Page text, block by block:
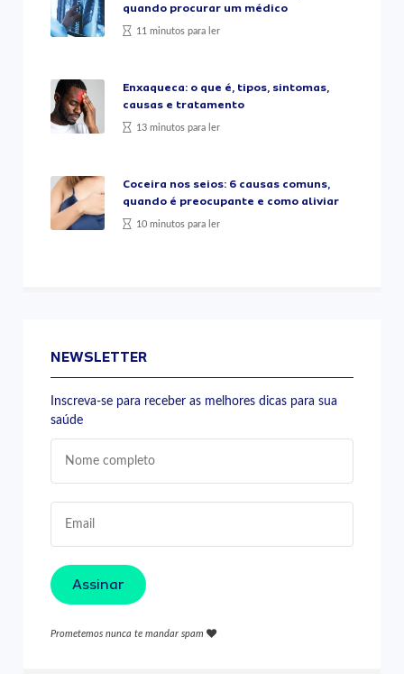
quando procurar um médico
11 minutos para ler
Enxaqueca: o que é, tipos, sintomas,
causas e tratamento
13 minutos para ler
Coceira nos seios: 6 causas comuns,
quando é preocupante e como aliviar
10 minutos para ler
NEWSLETTER
Inscreva-se para receber as melhores dicas para sua
saúde
Assinar
Prometemos nunca te mandar spam